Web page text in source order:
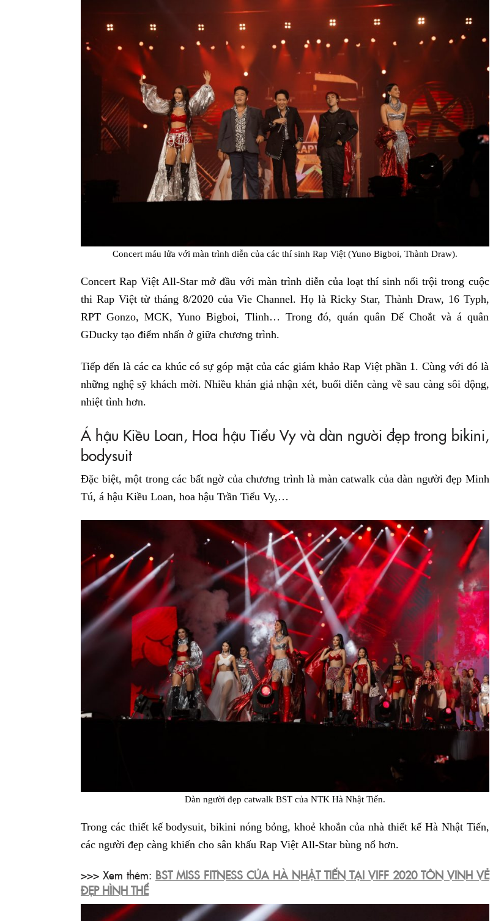
Concert máu lửa với màn trình diễn của các thí sinh Rap Việt (Yuno Bigboi, Thành Draw).
Concert Rap Việt All-Star mở đầu với màn trình diễn của loạt thí sinh nổi trội trong cuộc
thi Rap Việt từ tháng 8/2020 của Vie Channel. Họ là Ricky Star, Thành Draw, 16 Typh,
RPT Gonzo, MCK, Yuno Bigboi, Tlinh… Trong đó, quán quân Dế Choắt và á quân
GDucky tạo điểm nhấn ở giữa chương trình.
Tiếp đến là các ca khúc có sự góp mặt của các giám khảo Rap Việt phần 1. Cùng với đó là
những nghệ sỹ khách mời. Nhiều khán giả nhận xét, buổi diễn càng về sau càng sôi động,
nhiệt tình hơn.
Á hậu Kiều Loan, Hoa hậu Tiểu Vy và dàn người đẹp trong bikini,
bodysuit
Đặc biệt, một trong các bất ngờ của chương trình là màn catwalk của dàn người đẹp Minh
Tú, á hậu Kiều Loan, hoa hậu Trần Tiểu Vy,…
Dàn người đẹp catwalk BST của NTK Hà Nhật Tiến.
Trong các thiết kế bodysuit, bikini nóng bỏng, khoẻ khoắn của nhà thiết kế Hà Nhật Tiến,
các người đẹp càng khiến cho sân khấu Rap Việt All-Star bùng nổ hơn.
>>> Xem thêm: BST MISS FITNESS CỦA HÀ NHẬT TIẾN TẠI VIFF 2020 TÔN VINH VẺ
ĐẸP HÌNH THỂ